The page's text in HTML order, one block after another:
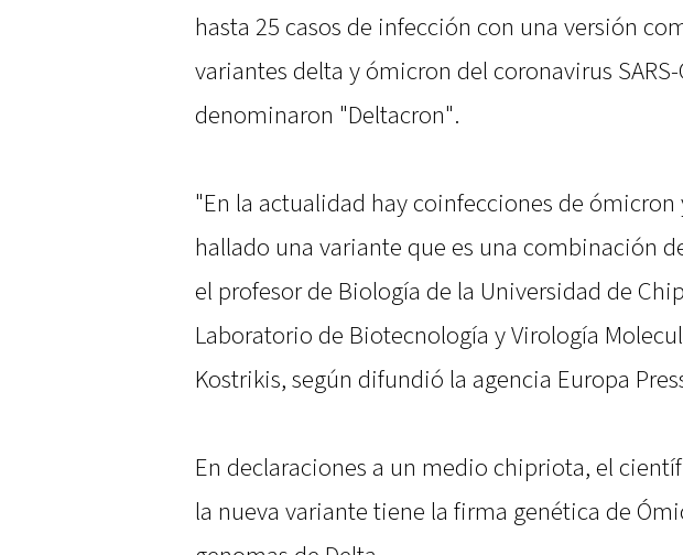
hasta 25 casos de infección con una versión
variantes delta y ómicron del coronavirus SARS-
denominaron "Deltacron".
"En la actualidad hay coinfecciones de ómicron
hallado una variante que es una combinación
el profesor de Biología de la Universidad de
Laboratorio de Biotecnología y Virología
Kostrikis, según difundió la agencia Europa
En declaraciones a un medio chipriota, el
la nueva variante tiene la firma genética de